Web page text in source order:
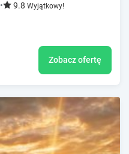
• 9.8 Wyjątkowy!
Zobacz ofertę